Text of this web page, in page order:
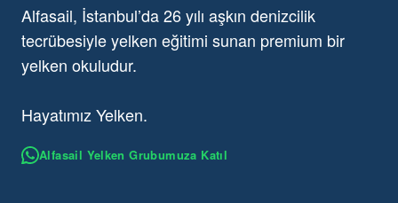
Alfasail, İstanbul’da 26 yılı aşkın denizcilik
tecrübesiyle yelken eğitimi sunan premium bir
yelken okuludur.
Hayatımız Yelken.
Alfasail Yelken Grubumuza Katıl